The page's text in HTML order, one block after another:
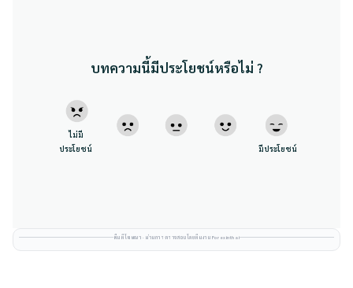
บทความนี้มีประโยชน์หรือไม่ ?
ไม่มี
ประโยชน์
มีประโยชน์
พื้นที่โฆษณา · ผ่านการตรวจสอบโดยทีมงาน Forexinthai